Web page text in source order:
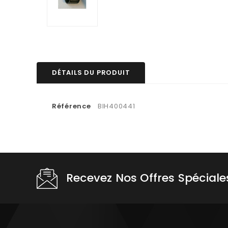
DÉTAILS DU PRODUIT
Référence BIH400441
Recevez Nos Offres